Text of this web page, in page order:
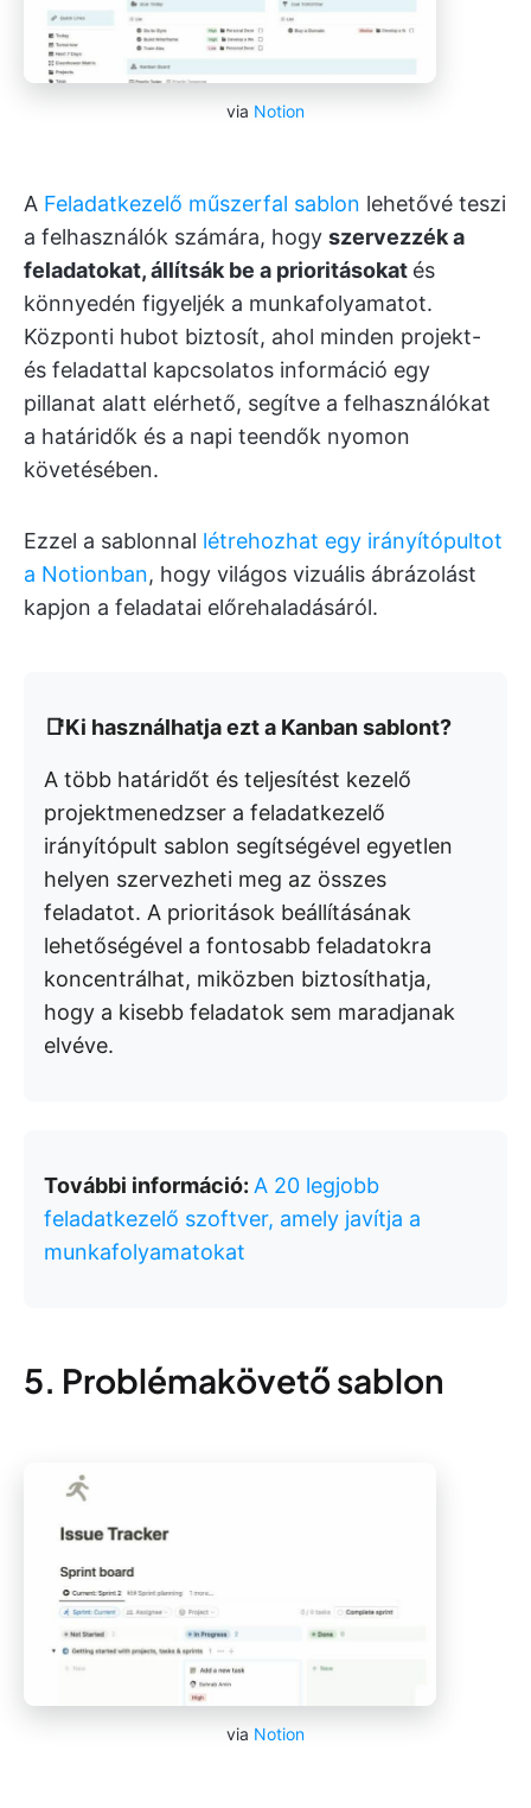
via Notion
A Feladatkezelő műszerfal sablon lehetővé teszi
a felhasználók számára, hogy szervezzék a
feladatokat, állítsák be a prioritásokat és
könnyedén figyeljék a munkafolyamatot.
Központi hubot biztosít, ahol minden projekt-
és feladattal kapcsolatos információ egy
pillanat alatt elérhető, segítve a felhasználókat
a határidők és a napi teendők nyomon
követésében.
Ezzel a sablonnal létrehozhat egy irányítópultot
a Notionban, hogy világos vizuális ábrázolást
kapjon a feladatai előrehaladásáról.
📑Ki használhatja ezt a Kanban sablont?
A több határidőt és teljesítést kezelő
projektmenedzser a feladatkezelő
irányítópult sablon segítségével egyetlen
helyen szervezheti meg az összes
feladatot. A prioritások beállításának
lehetőségével a fontosabb feladatokra
koncentrálhat, miközben biztosíthatja,
hogy a kisebb feladatok sem maradjanak
elvéve.
További információ: A 20 legjobb
feladatkezelő szoftver, amely javítja a
munkafolyamatokat
5. Problémakövető sablon
via Notion